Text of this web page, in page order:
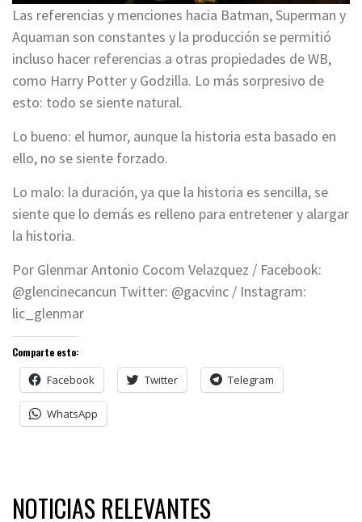
Las referencias y menciones hacia Batman, Superman y
Aquaman son constantes y la producción se permitió
incluso hacer referencias a otras propiedades de WB,
como Harry Potter y Godzilla. Lo más sorpresivo de
esto: todo se siente natural.
Lo bueno: el humor, aunque la historia esta basado en
ello, no se siente forzado.
Lo malo: la duración, ya que la historia es sencilla, se
siente que lo demás es relleno para entretener y alargar
la historia.
Por Glenmar Antonio Cocom Velazquez / Facebook:
@glencinecancun Twitter: @gacvinc / Instagram:
lic_glenmar
Comparte esto:
Facebook Twitter Telegram
WhatsApp
NOTICIAS RELEVANTES